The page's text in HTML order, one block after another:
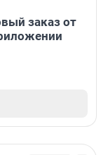
заказ от